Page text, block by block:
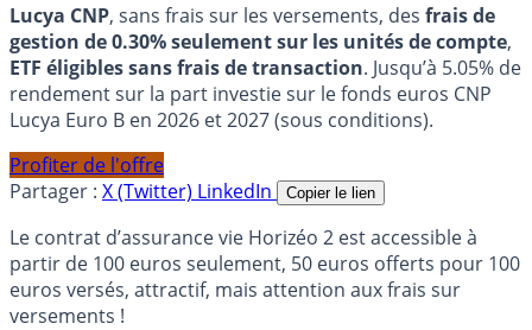
Lucya CNP, sans frais sur les versements, des frais de
gestion de 0.30% seulement sur les unités de compte,
ETF éligibles sans frais de transaction. Jusqu’à 5.05% de
rendement sur la part investie sur le fonds euros CNP
Lucya Euro B en 2026 et 2027 (sous conditions).
Profiter de l'offre
Partager : X (Twitter) LinkedIn Copier le lien
Le contrat d’assurance vie Horizéo 2 est accessible à
partir de 100 euros seulement, 50 euros offerts pour 100
euros versés, attractif, mais attention aux frais sur
versements !